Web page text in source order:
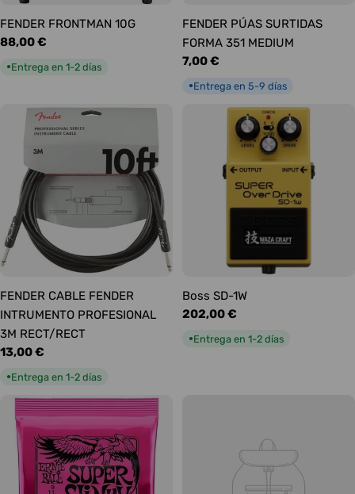
FENDER FRONTMAN 10G
Precio
88,00 €
●Entrega en 1-2 días
FENDER PÚAS SURTIDAS
FORMA 351 MEDIUM
Precio
7,00 €
●Entrega en 5-9 días
FENDER CABLE FENDER
INTRUMENTO PROFESIONAL
3M RECT/RECT
Precio
13,00 €
●Entrega en 1-2 días
Boss SD-1W
Precio
202,00 €
●Entrega en 1-2 días